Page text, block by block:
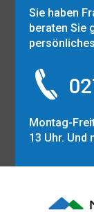
Sie haben
beraten Sie
Montag-
13 Uhr. Und